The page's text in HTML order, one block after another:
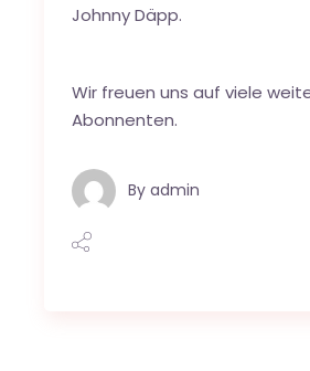
Johnny Däpp.
Wir freuen uns auf viele
Abonnenten.
By admin